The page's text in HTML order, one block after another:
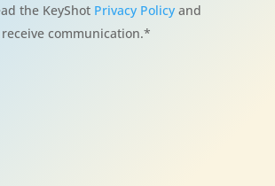
the KeyShot Privacy Policy and
communication.*